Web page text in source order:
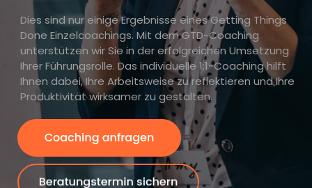
Dies sind nur einige Ergebnisse eines Getting Things
Done Einzelcoachings. Mit dem GTD-Coaching
unterstützen wir Sie in der erfolgreichen Umsetzung
Ihrer Führungsrolle. Das individuelle 1:1-Coaching hilft
Ihnen dabei, Ihre Arbeitsweise zu reflektieren und Ihre
Produktivität wirksamer zu gestalten.